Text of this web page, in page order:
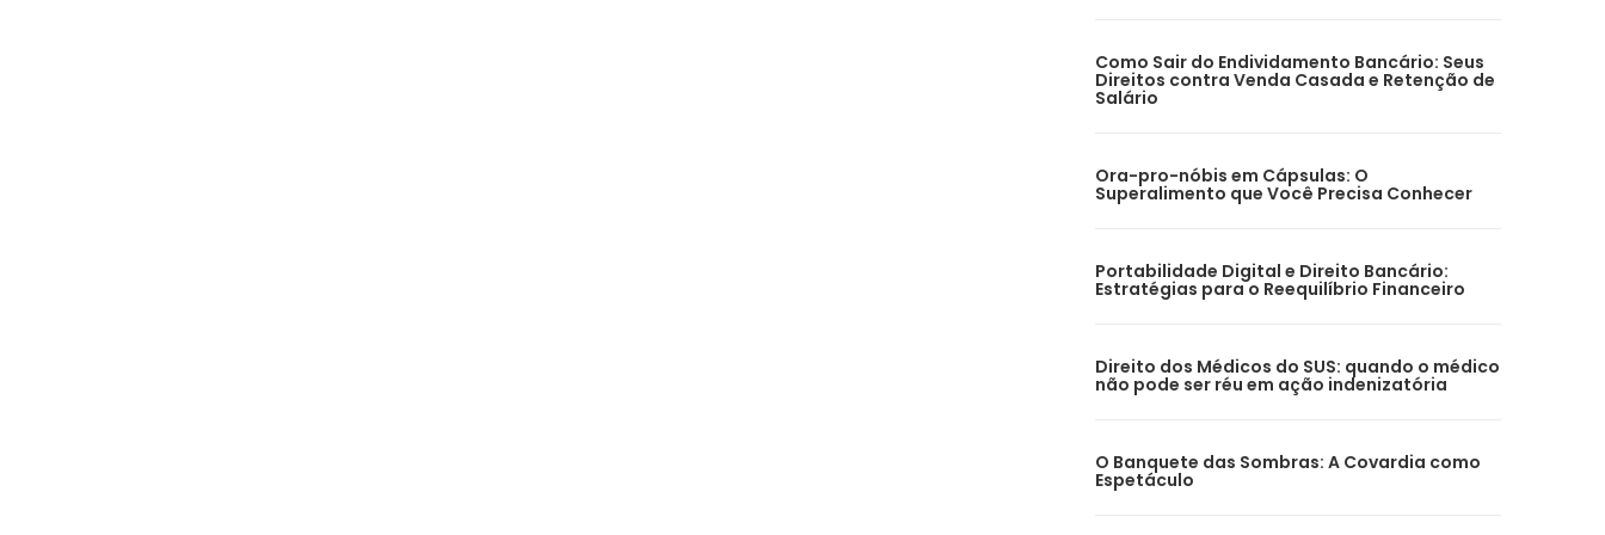
Como Sair do Endividamento Bancário: Seus
Direitos contra Venda Casada e Retenção de
Salário
Ora-pro-nóbis em Cápsulas: O
Superalimento que Você Precisa Conhecer
Portabilidade Digital e Direito Bancário:
Estratégias para o Reequilíbrio Financeiro
Direito dos Médicos do SUS: quando o médico
não pode ser réu em ação indenizatória
O Banquete das Sombras: A Covardia como
Espetáculo